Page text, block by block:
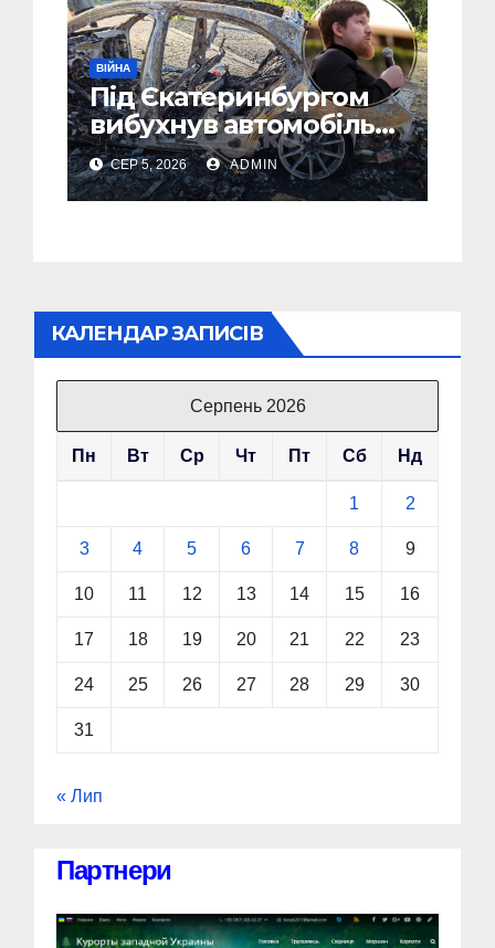
ВІЙНА
Під Єкатеринбургом
вибухнув автомобіль
голови компанії-
виробника дронів
“Упир” – перші
СЕР 5, 2026 ADMIN
КАЛЕНДАР ЗАПИСІВ
Серпень 2026
Пн Вт Ср Чт Пт Сб Нд
1 2
3 4 5 6 7 8 9
10 11 12 13 14 15 16
17 18 19 20 21 22 23
24 25 26 27 28 29 30
31
« Лип
Партнери